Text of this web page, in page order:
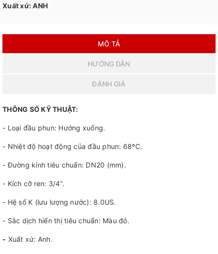
Xuất xứ: ANH
MÔ TẢ
HƯỚNG DẪN
ĐÁNH GIÁ
THÔNG SỐ KỸ THUẬT:
- Loại đầu phun: Hướng xuống.
- Nhiệt độ hoạt động của đầu phun: 68ºC.
- Đường kính tiêu chuẩn: DN20 (mm).
- Kích cỡ ren: 3/4”.
- Hệ số K (lưu lượng nước): 8.0US.
- Sắc dịch hiển thị tiêu chuẩn: Màu đỏ.
- Xuất xứ: Anh.